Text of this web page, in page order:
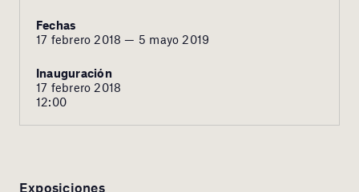
Fechas
17 febrero 2018 — 5 mayo 2019
Inauguración
17 febrero 2018
12:00
Exposiciones